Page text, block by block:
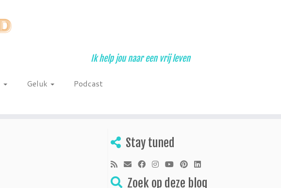
Ik help jou naar een vrij leven
Geluk
Podcast
Stay tuned
Zoek op deze blog